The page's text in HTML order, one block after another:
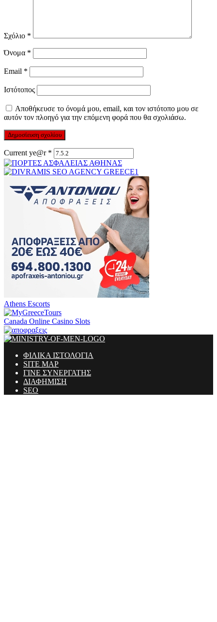
Σχόλιο *
Όνομα *
Email *
Ιστότοπος
Αποθήκευσε το όνομά μου, email, και τον ιστότοπο μου σε
αυτόν τον πλοηγό για την επόμενη φορά που θα σχολιάσω.
Current ye@r *
Athens Escorts
Canada Online Casino Slots
ΦΙΛΙΚΑ ΙΣΤΟΛΟΓΙΑ
SITE MAP
ΓΙΝΕ ΣΥΝΕΡΓΑΤΗΣ
ΔΙΑΦΗΜΙΣΗ
SEO